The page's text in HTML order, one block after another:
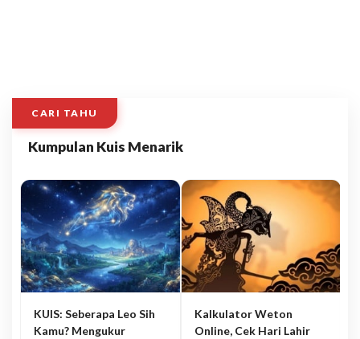
CARI TAHU
Kumpulan Kuis Menarik
KUIS: Seberapa Leo Sih
Kamu? Mengukur
Kalkulator Weton
Online, Cek Hari Lahir